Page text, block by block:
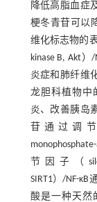
降低高脂血症
梗冬青苷可以
维化标志物的
kinase B, Akt
炎症和肺纤维
龙胆科植物中
炎、改善胰岛
苷通过调
节因子（
SIRT1）/NF-
酸是一种天然